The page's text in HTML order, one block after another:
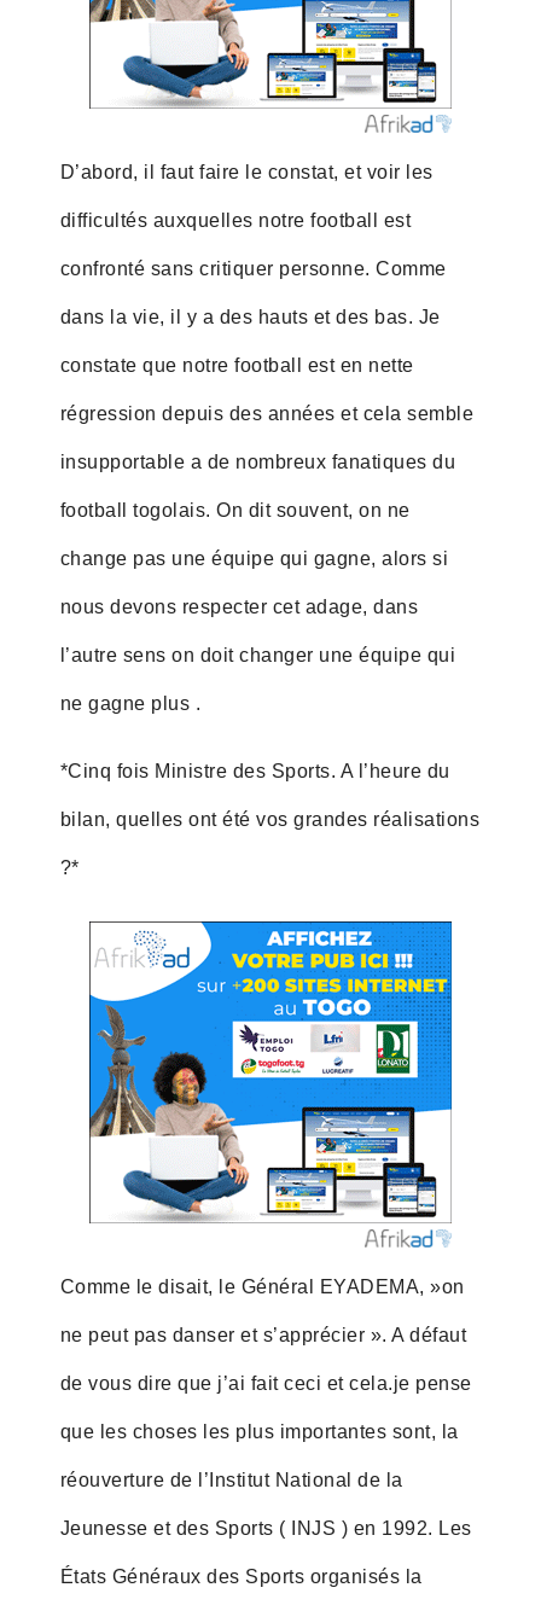
D’abord, il faut faire le constat, et voir les
difficultés auxquelles notre football est
confronté sans critiquer personne. Comme
dans la vie, il y a des hauts et des bas. Je
constate que notre football est en nette
régression depuis des années et cela semble
insupportable a de nombreux fanatiques du
football togolais. On dit souvent, on ne
change pas une équipe qui gagne, alors si
nous devons respecter cet adage, dans
l’autre sens on doit changer une équipe qui
ne gagne plus .
*Cinq fois Ministre des Sports. A l’heure du
bilan, quelles ont été vos grandes réalisations
?*
Comme le disait, le Général EYADEMA, »on
ne peut pas danser et s’apprécier ». A défaut
de vous dire que j’ai fait ceci et cela.je pense
que les choses les plus importantes sont, la
réouverture de l’Institut National de la
Jeunesse et des Sports ( INJS ) en 1992. Les
États Généraux des Sports organisés la